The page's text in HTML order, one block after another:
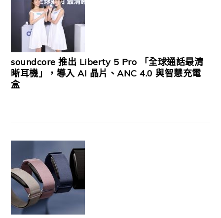
soundcore 推出 Liberty 5 Pro 「全球通話最清
晰耳機」，導入 AI 晶片、ANC 4.0 與智慧充電
盒